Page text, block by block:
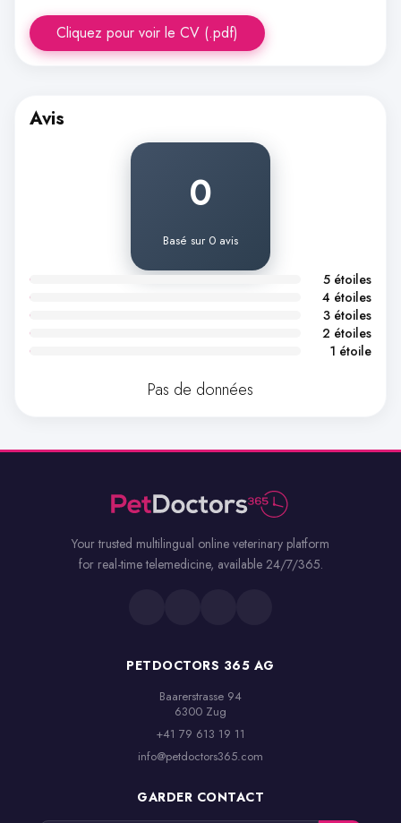
Cliquez pour voir le CV (.pdf)
Avis
0
Basé sur 0 avis
5 étoiles
4 étoiles
3 étoiles
2 étoiles
1 étoile
Pas de données
Your trusted multilingual online veterinary platform
for real-time telemedicine, available 24/7/365.
PETDOCTORS 365 AG
Baarerstrasse 94
6300 Zug
+41 79 613 19 11
info@petdoctors365.com
GARDER CONTACT